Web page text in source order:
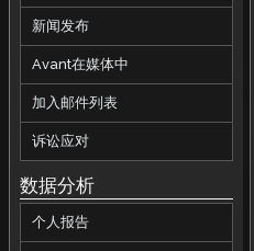
新闻发布
Avant在媒体中
加入邮件列表
诉讼应对
数据分析
个人报告